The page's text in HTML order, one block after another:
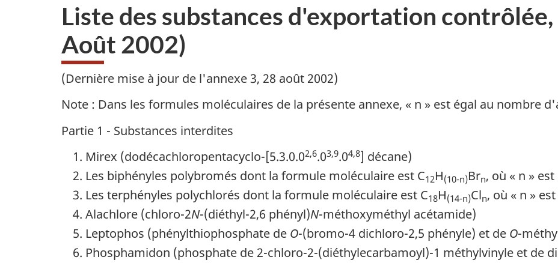
Liste des substances d'exportation
Août 2002)
(Dernière mise à jour de l'annexe 3, 28 août 2002)
Note : Dans les formules moléculaires de la présente annexe, « n » est égal au nombre
Partie 1 - Substances interdites
Mirex (dodécachloropentacyclo-[5.3.0.02,6.03,9.04,8] décane)
Les biphényles polybromés dont la formule moléculaire est C12H(10-n)Brn, où « n »
Les terphényles polychlorés dont la formule moléculaire est C18H(14-n)Cln, où « n »
Alachlore (chloro-2N-(diéthyl-2,6 phényl)N-méthoxyméthyl acétamide)
Leptophos (phénylthiophosphate de O-(bromo-4 dichloro-2,5 phényle) et de O-
Phosphamidon (phosphate de 2-chloro-2-(diéthylecarbamoyl)-1 méthylvinyle et de